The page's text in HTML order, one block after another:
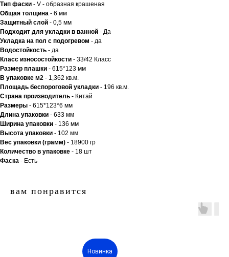
Тип фаски - V - образная крашеная
Общая толщина - 6 мм
Защитный слой - 0,5 мм
Подходит для укладки в ванной - Да
Укладка на пол c подогревом - да
Водостойкость - да
Класс износостойкости - 33/42 Класс
Размер плашки - 615*123 мм
В упаковке м2 - 1,362 кв.м.
Площадь беспороговой укладки - 196 кв.м.
Страна производитель - Китай
Размеры - 615*123*6 мм
Длина упаковки - 633 мм
Ширина упаковки - 136 мм
Высота упаковки - 102 мм
Вес упаковки (грамм) - 18900 гр
Количество в упаковке - 18 шт
Фаска - Есть
вам понравится
Новинка